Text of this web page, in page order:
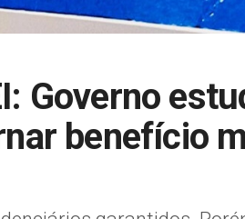
Governo
benefício